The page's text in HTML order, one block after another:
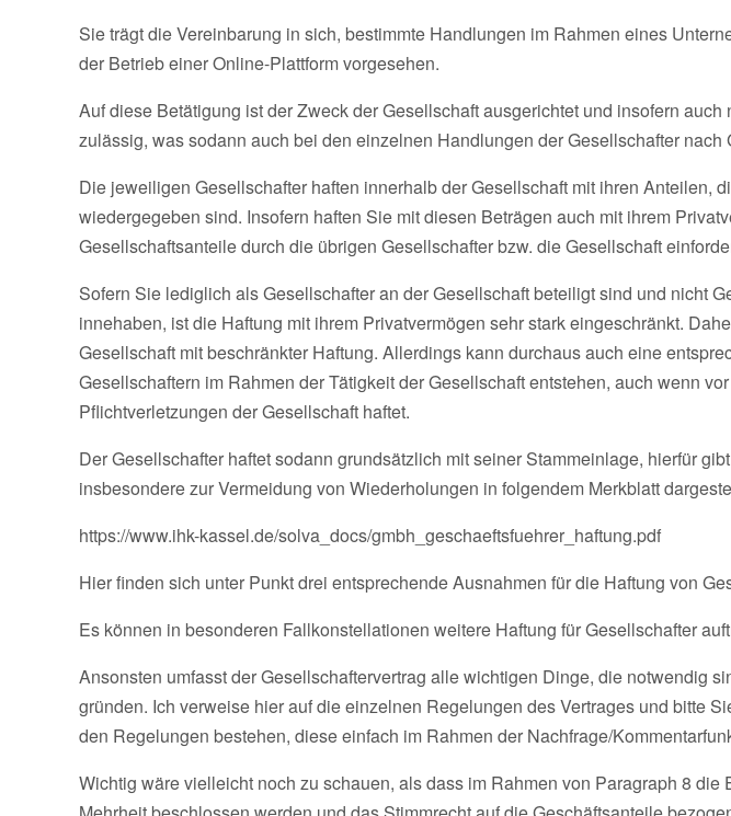
Sie trägt die Vereinbarung in sich, bestimmte Handlungen im Rahmen eines
der Betrieb einer Online-Plattform vorgesehen.
Auf diese Betätigung ist der Zweck der Gesellschaft ausgerichtet und insofern auch
zulässig, was sodann auch bei den einzelnen Handlungen der Gesellschafter nach
Die jeweiligen Gesellschafter haften innerhalb der Gesellschaft mit ihren Anteilen,
wiedergegeben sind. Insofern haften Sie mit diesen Beträgen auch mit ihrem
Gesellschaftsanteile durch die übrigen Gesellschafter bzw. die Gesellschaft
Sofern Sie lediglich als Gesellschafter an der Gesellschaft beteiligt sind und nicht
innehaben, ist die Haftung mit ihrem Privatvermögen sehr stark eingeschränkt.
Gesellschaft mit beschränkter Haftung. Allerdings kann durchaus auch eine
Gesellschaftern im Rahmen der Tätigkeit der Gesellschaft entstehen, auch wenn
Pflichtverletzungen der Gesellschaft haftet.
Der Gesellschafter haftet sodann grundsätzlich mit seiner Stammeinlage, hierfür
insbesondere zur Vermeidung von Wiederholungen in folgendem Merkblatt
https://www.ihk-kassel.de/solva_docs/gmbh_geschaeftsfuehrer_haftung.pdf
Hier finden sich unter Punkt drei entsprechende Ausnahmen für die Haftung von
Es können in besonderen Fallkonstellationen weitere Haftung für Gesellschafter
Ansonsten umfasst der Gesellschaftervertrag alle wichtigen Dinge, die notwendig
gründen. Ich verweise hier auf die einzelnen Regelungen des Vertrages und bitte
den Regelungen bestehen, diese einfach im Rahmen der Nachfrage/
Wichtig wäre vielleicht noch zu schauen, als dass im Rahmen von Paragraph 8 die